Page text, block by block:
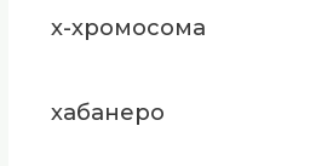
х-хромосома
хабанеро